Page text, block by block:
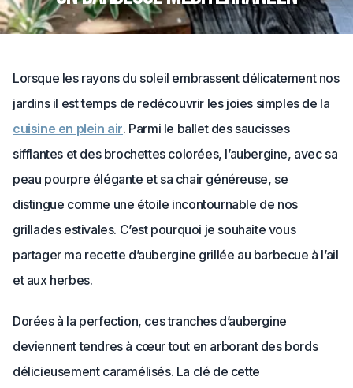
Lorsque les rayons du soleil embrassent délicatement nos
jardins il est temps de redécouvrir les joies simples de la
cuisine en plein air. Parmi le ballet des saucisses
sifflantes et des brochettes colorées, l’aubergine, avec sa
peau pourpre élégante et sa chair généreuse, se
distingue comme une étoile incontournable de nos
grillades estivales. C’est pourquoi je souhaite vous
partager ma recette d’aubergine grillée au barbecue à l’ail
et aux herbes.
Dorées à la perfection, ces tranches d’aubergine
deviennent tendres à cœur tout en arborant des bords
délicieusement caramélisés. La clé de cette